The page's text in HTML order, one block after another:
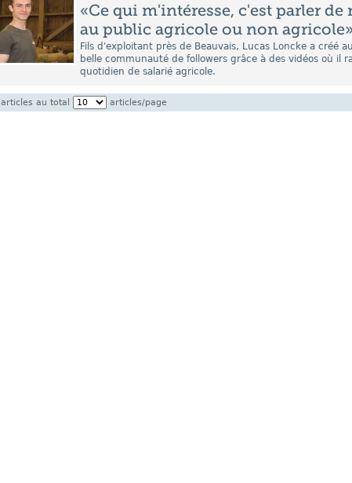
«Ce qui m'intéresse, c'est parler
au public agricole ou non
Fils d'exploitant près de Beauvais, Lucas Loncke a créé
belle communauté de followers grâce à des vidéos où il
quotidien de salarié agricole.
articles au total articles/page